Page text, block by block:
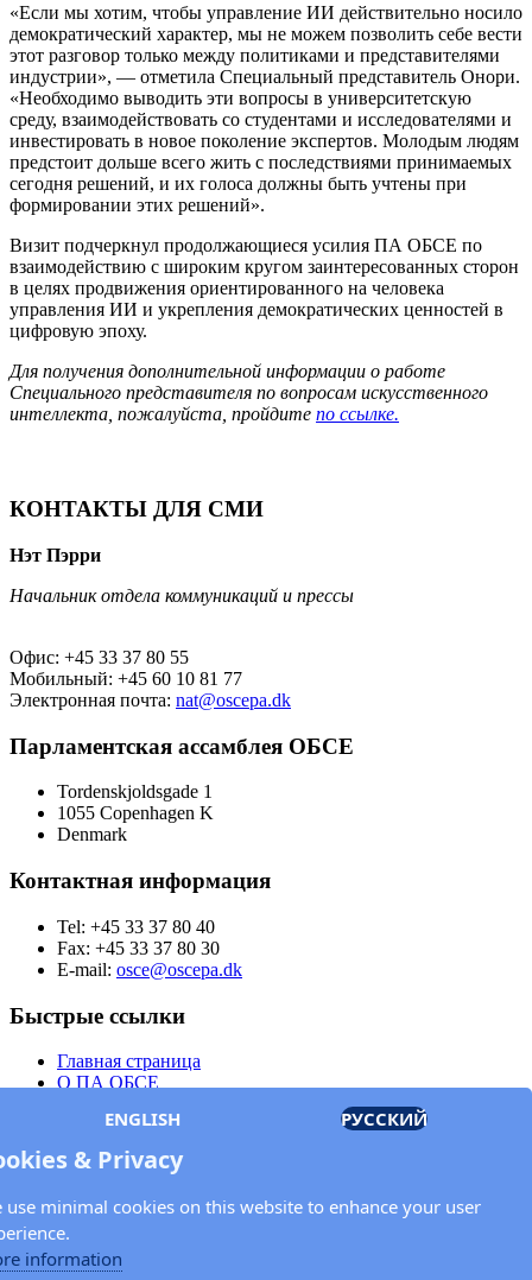
«Если мы хотим, чтобы управление ИИ действительно носило
демократический характер, мы не можем позволить себе вести
этот разговор только между политиками и представителями
индустрии», — отметила Специальный представитель Онори.
«Необходимо выводить эти вопросы в университетскую
среду, взаимодействовать со студентами и исследователями и
инвестировать в новое поколение экспертов. Молодым людям
предстоит дольше всего жить с последствиями принимаемых
сегодня решений, и их голоса должны быть учтены при
формировании этих решений».
Визит подчеркнул продолжающиеся усилия ПА ОБСЕ по
взаимодействию с широким кругом заинтересованных сторон
в целях продвижения ориентированного на человека
управления ИИ и укрепления демократических ценностей в
цифровую эпоху.
Для получения дополнительной информации о работе
Специального представителя по вопросам искусственного
интеллекта, пожалуйста, пройдите по ссылке.
КОНТАКТЫ ДЛЯ СМИ
Нэт Пэрри
Начальник отдела коммуникаций и прессы
Офис: +45 33 37 80 55
Мобильный: +45 60 10 81 77
Электронная почта: nat@oscepa.dk
Парламентская ассамблея ОБСЕ
Tordenskjoldsgade 1
1055 Copenhagen K
Denmark
Контактная информация
Tel: +45 33 37 80 40
Fax: +45 33 37 80 30
E-mail: osce@oscepa.dk
Быстрые ссылки
Главная страница
О ПА ОБСЕ
Члены
Документы
OSCE.org
Контактная информация
Свяжитесь с Парламентской ассамблеей ОБСЕ
ENGLISH РУССКИЙ
& Privacy
use minimal cookies on this website to enhance your user
information